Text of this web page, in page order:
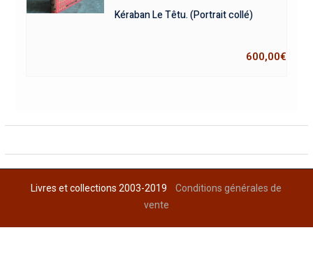
Kéraban Le Têtu. (Portrait collé)
600,00€
Livres et collections 2003-2019Conditions générales de
vente